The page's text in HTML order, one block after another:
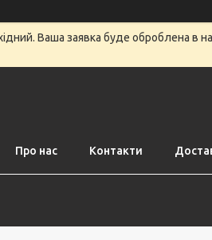
Ваша заявка буде оброблена в
Про нас Контакти